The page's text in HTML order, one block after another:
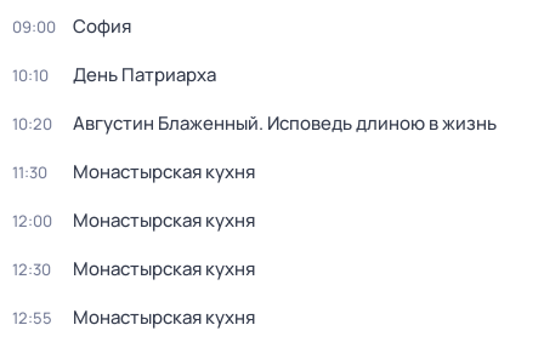
09:00 София
10:10 День Патриарха
10:20 Августин Блаженный. Исповедь длиною в жизнь
11:30 Монастырская кухня
12:00 Монастырская кухня
12:30 Монастырская кухня
12:55 Монастырская кухня